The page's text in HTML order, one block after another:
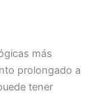
más
prolongado a
tener